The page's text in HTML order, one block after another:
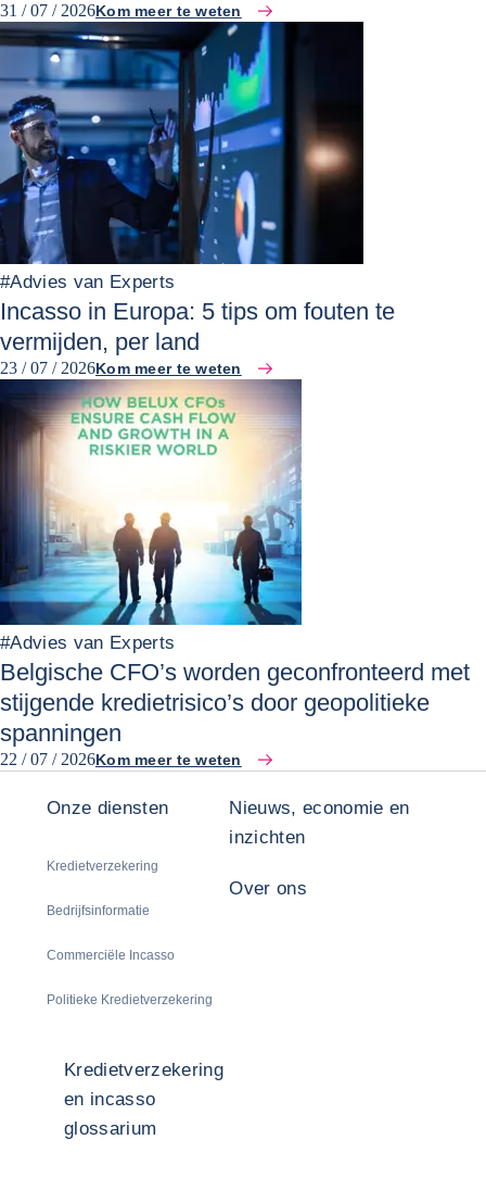
31 / 07 / 2026Kom meer te weten
#Advies van Experts
Incasso in Europa: 5 tips om fouten te
vermijden, per land
23 / 07 / 2026Kom meer te weten
#Advies van Experts
Belgische CFO’s worden geconfronteerd met
stijgende kredietrisico’s door geopolitieke
spanningen
22 / 07 / 2026Kom meer te weten
Onze diensten
Kredietverzekering
Bedrijfsinformatie
Commerciële Incasso
Politieke Kredietverzekering
Nieuws, economie en
inzichten
Over ons
Kredietverzekering
en incasso
glossarium